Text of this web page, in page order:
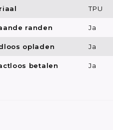
TPU
randen Ja
opladen Ja
betalen Ja